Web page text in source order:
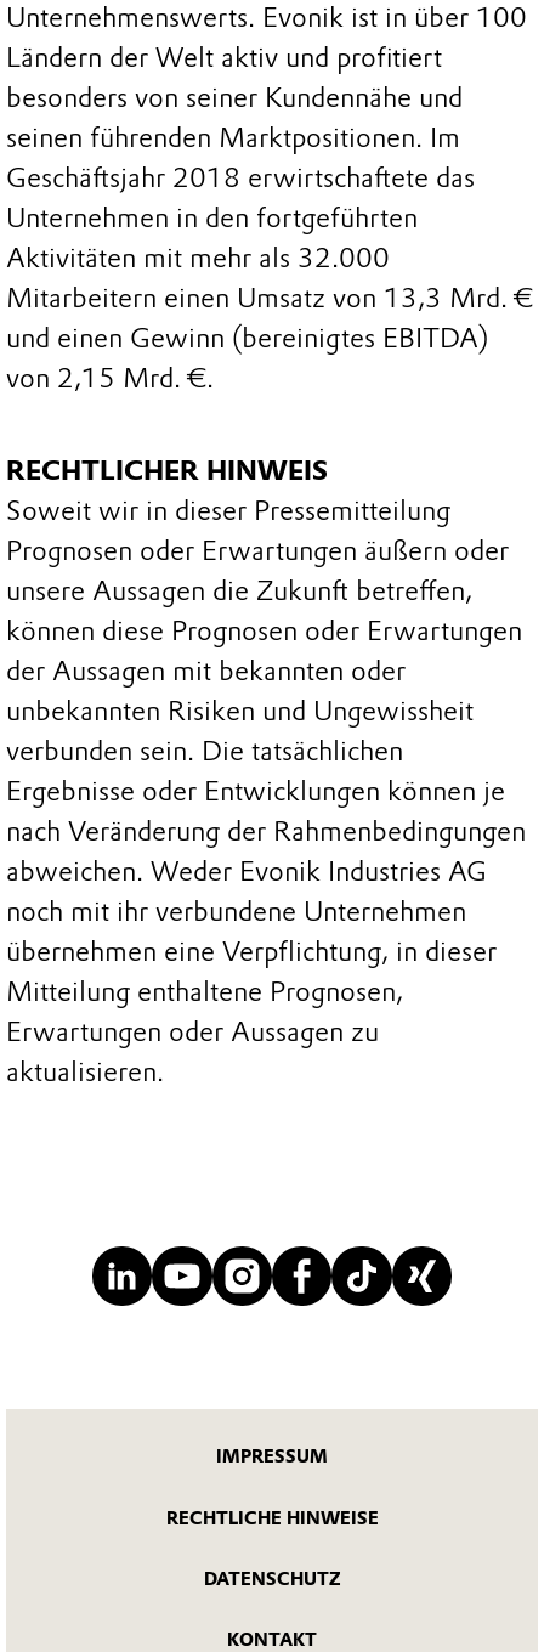
Unternehmenswerts. Evonik ist in über 100
Ländern der Welt aktiv und profitiert
besonders von seiner Kundennähe und
seinen führenden Marktpositionen. Im
Geschäftsjahr 2018 erwirtschaftete das
Unternehmen in den fortgeführten
Aktivitäten mit mehr als 32.000
Mitarbeitern einen Umsatz von 13,3 Mrd. €
und einen Gewinn (bereinigtes EBITDA)
von 2,15 Mrd. €.
RECHTLICHER HINWEIS
Soweit wir in dieser Pressemitteilung
Prognosen oder Erwartungen äußern oder
unsere Aussagen die Zukunft betreffen,
können diese Prognosen oder Erwartungen
der Aussagen mit bekannten oder
unbekannten Risiken und Ungewissheit
verbunden sein. Die tatsächlichen
Ergebnisse oder Entwicklungen können je
nach Veränderung der Rahmenbedingungen
abweichen. Weder Evonik Industries AG
noch mit ihr verbundene Unternehmen
übernehmen eine Verpflichtung, in dieser
Mitteilung enthaltene Prognosen,
Erwartungen oder Aussagen zu
aktualisieren.
IMPRESSUM
RECHTLICHE HINWEISE
DATENSCHUTZ
KONTAKT